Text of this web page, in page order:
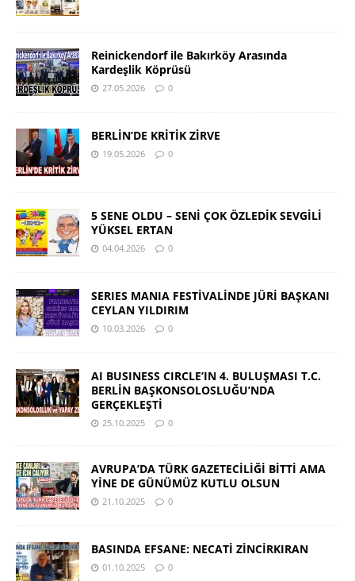
Reinickendorf ile Bakırköy Arasında
Kardeşlik Köprüsü
27.05.2026 0
BERLİN’DE KRİTİK ZİRVE
19.05.2026 0
5 SENE OLDU – SENİ ÇOK ÖZLEDİK SEVGİLİ
YÜKSEL ERTAN
04.04.2026 0
SERIES MANIA FESTİVALİNDE JÜRİ BAŞKANI
CEYLAN YILDIRIM
10.03.2026 0
AI BUSINESS CIRCLE’IN 4. BULUŞMASI T.C.
BERLİN BAŞKONSOLOSLUĞU’NDA
GERÇEKLEŞTİ
25.10.2025 0
AVRUPA’DA TÜRK GAZETECİLİĞİ BİTTİ AMA
YİNE DE GÜNÜMÜZ KUTLU OLSUN
21.10.2025 0
BASINDA EFSANE: NECATİ ZİNCİRKIRAN
01.10.2025 0